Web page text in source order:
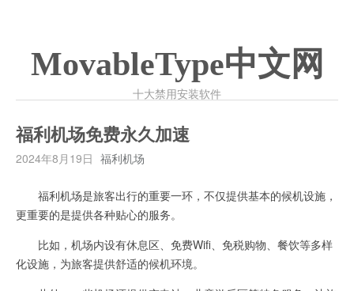
MovableType中文网
十大禁用安装软件
福利机场免费永久加速
2024年8月19日 福利机场
福利机场是旅客出行的重要一环，不仅提供基本的候机设施，
更重要的是提供各种贴心的服务。
比如，机场内设有休息区、免费Wifi、免税购物、餐饮等多样
化设施，为旅客提供舒适的候机环境。